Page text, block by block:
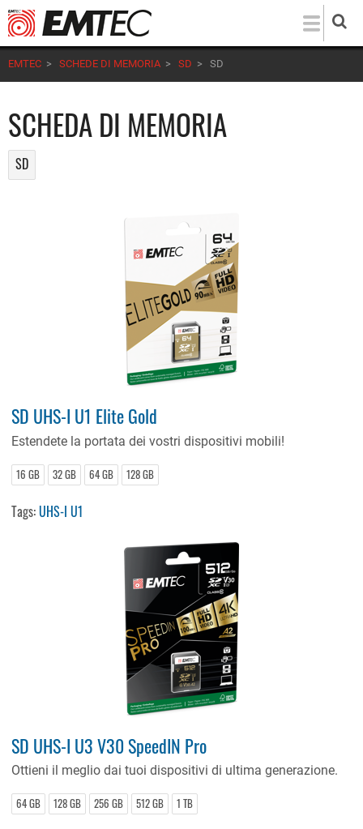
Salta
al
contenuto
principale
EMTEC > SCHEDE DI MEMORIA > SD > SD
SCHEDA DI MEMORIA
SD
SD UHS-I U1 Elite Gold
Estendete la portata dei vostri dispositivi mobili!
16 GB 32 GB 64 GB 128 GB
Tags:UHS-I U1
SD UHS-I U3 V30 SpeedIN Pro
Ottieni il meglio dai tuoi dispositivi di ultima generazione.
64 GB 128 GB 256 GB 512 GB 1 TB